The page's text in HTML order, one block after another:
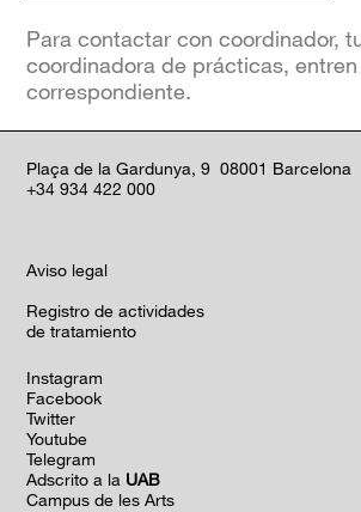
Para contactar con coordinador,
coordinadora de prácticas,
correspondiente.
Plaça de la Gardunya, 9 08001 Barcelona
+34 934 422 000
Aviso legal
Registro de actividades
de tratamiento
Instagram
Facebook
Twitter
Youtube
Telegram
Adscrito a la UAB
Campus de les Arts